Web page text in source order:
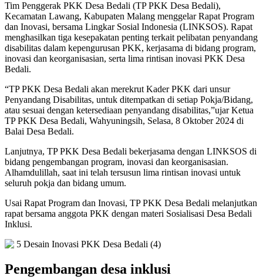
Tim Penggerak PKK Desa Bedali (TP PKK Desa Bedali),
Kecamatan Lawang, Kabupaten Malang menggelar Rapat Program
dan Inovasi, bersama Lingkar Sosial Indonesia (LINKSOS). Rapat
menghasilkan tiga kesepakatan penting terkait pelibatan penyandang
disabilitas dalam kepengurusan PKK, kerjasama di bidang program,
inovasi dan keorganisasian, serta lima rintisan inovasi PKK Desa
Bedali.
“TP PKK Desa Bedali akan merekrut Kader PKK dari unsur
Penyandang Disabilitas, untuk ditempatkan di setiap Pokja/Bidang,
atau sesuai dengan ketersediaan penyandang disabilitas,”ujar Ketua
TP PKK Desa Bedali, Wahyuningsih, Selasa, 8 Oktober 2024 di
Balai Desa Bedali.
Lanjutnya, TP PKK Desa Bedali bekerjasama dengan LINKSOS di
bidang pengembangan program, inovasi dan keorganisasian.
Alhamdulillah, saat ini telah tersusun lima rintisan inovasi untuk
seluruh pokja dan bidang umum.
Usai Rapat Program dan Inovasi, TP PKK Desa Bedali melanjutkan
rapat bersama anggota PKK dengan materi Sosialisasi Desa Bedali
Inklusi.
Pengembangan desa inklusi